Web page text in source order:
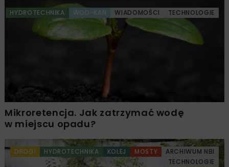
HYDROTECHNIKA WOD-KAN WIADOMOŚCI TECHNOLOGIE
Mikroretencja. Jak zatrzymać wodę
w miejscu opadu?
DROGI HYDROTECHNIKA KOLEJ MOSTY
ARCHIWUM NBI
TECHNOLOGIE